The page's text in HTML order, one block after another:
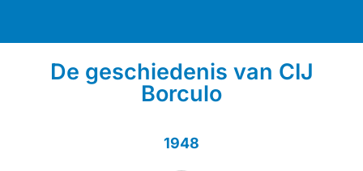
De geschiedenis van CIJ
Borculo
1948